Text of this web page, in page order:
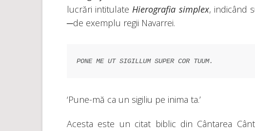
lucrări intitulateHierografia simplex, indicând
─de exemplu regii Navarrei.
PONE ME UT SIGILLUM SUPER COR TUUM.
‘Pune-mă ca un sigiliu pe inima ta.’
Acesta este un citat biblic din Cântarea